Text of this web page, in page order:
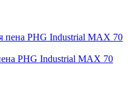
PHG Industrial MAX 70